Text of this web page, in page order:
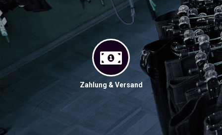
Zahlung & Versand